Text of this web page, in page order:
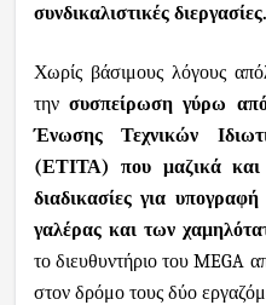
συνδικαλιστικές διεργασίες.
Χωρίς βάσιμους λόγους
την συσπείρωση γύρω
Ένωσης Τεχνικών
(ΕΤΙΤΑ)
που μαζικά και
διαδικασίες για
γαλέρας και των
το διευθυντήριο τουMEGA
στον δρόμο τους δύο